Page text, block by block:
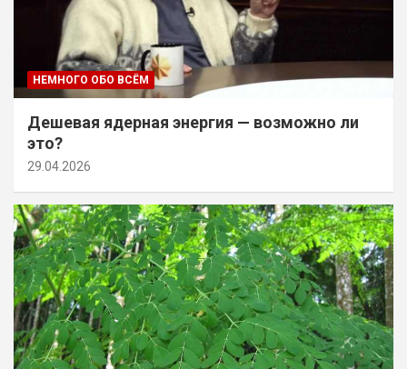
НЕМНОГО ОБО ВСЁМ
Дешевая ядерная энергия — возможно ли
это?
29.04.2026